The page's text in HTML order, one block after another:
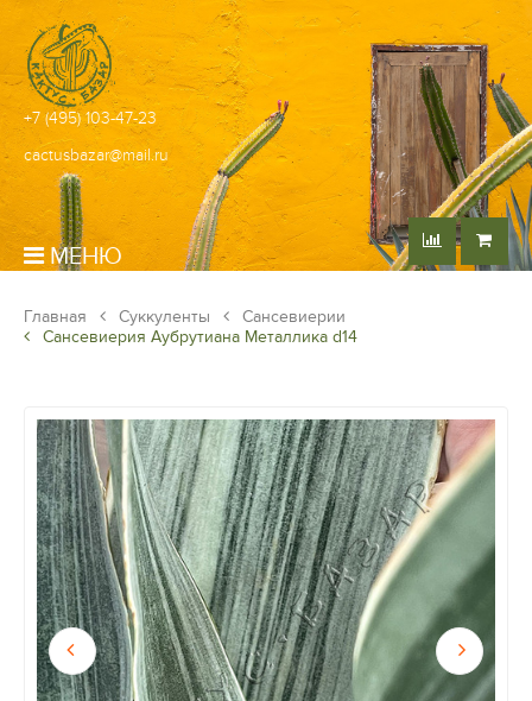
+7 (495) 103-47-23
cactusbazar@mail.ru
МЕНЮ
Главная Суккуленты
Сансевиерии
Сансевиерия Аубрутиана Металлика d14